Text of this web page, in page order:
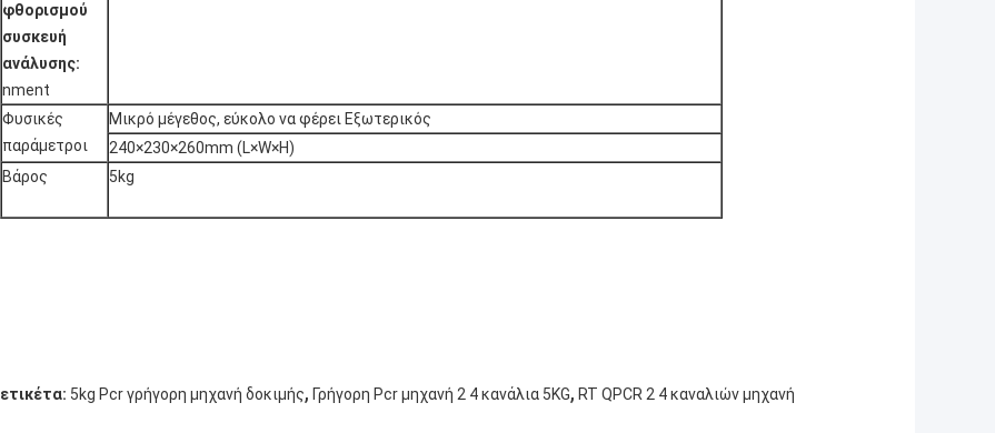
φθορισμού
συσκευή
ανάλυσης:
nment
Φυσικές
παράμετροι
Μικρό μέγεθος, εύκολο να φέρει Εξωτερικός
240×230×260mm (L×W×H)
Βάρος
5kg
ετικέτα: 5kg Pcr γρήγορη μηχανή δοκιμής, Γρήγορη Pcr μηχανή 2 4 κανάλια 5KG, RT QPCR 2 4 καναλιών μηχανή